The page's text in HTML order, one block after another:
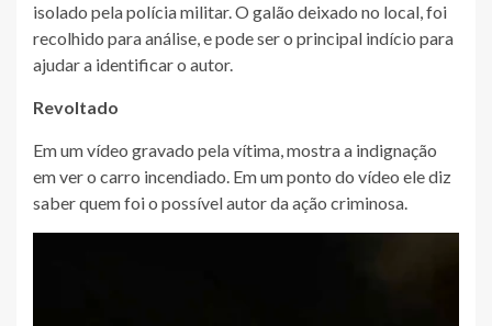
isolado pela polícia militar. O galão deixado no local, foi
recolhido para análise, e pode ser o principal indício para
ajudar a identificar o autor.
Revoltado
Em um vídeo gravado pela vítima, mostra a indignação
em ver o carro incendiado. Em um ponto do vídeo ele diz
saber quem foi o possível autor da ação criminosa.